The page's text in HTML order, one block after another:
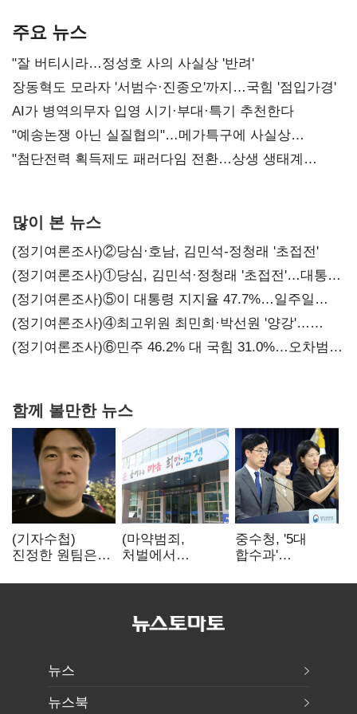
주요 뉴스
"잘 버티시라…정성호 사의 사실상 '반려'
장동혁도 모라자 '서범수·진종오'까지…국힘 '점입가경'
AI가 병역의무자 입영 시기·부대·특기 추천한다
"예송논쟁 아닌 실질협의"…메가특구에 사실상
'노동유연화'
"첨단전력 획득제도 패러다임 전환…상생 생태계
많이 본 뉴스
(정기여론조사)②당심·호남, 김민석-정청래 '초접전'
(정기여론조사)①당심, 김민석·정청래 '초접전'…대통령
지지도 '50% 아래로'(종합)
(정기여론조사)⑤이 대통령 지지율 47.7%…일주일
만에 다시 40%대
(정기여론조사)④최고위원 최민희·박선원 '양강'…
서미화·이성윤·임미애 뒤이어
(정기여론조사)⑥민주 46.2% 대 국힘 31.0%…오차범위
함께 볼만한 뉴스
(기자수첩)
진정한 원팀은
때 완성
(마약범죄,
처벌에서
마약은 전염병…
재활과정 개발
중"
중수청, '5대
합수과'
수사·기소
뉴스
뉴스북